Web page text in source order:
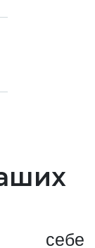
себе